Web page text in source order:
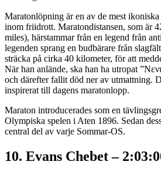
Maratonlöpning är en av de mest
inom friidrott. Maratondistansen, som är
miles), härstammar från en legend från
legenden sprang en budbärare från
sträcka på cirka 40 kilometer, för att
När han anlände, ska han ha utropat
och därefter fallit död ner av utmattning.
inspirerat till dagens maratonlopp.
Maraton introducerades som en
Olympiska spelen i Aten 1896. Sedan
central del av varje Sommar-OS.
10. Evans Chebet –